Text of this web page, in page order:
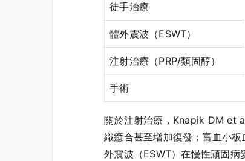
徒手治療
體外震波（ESWT）
注射治療（PRP/類固醇）
手術
關於注射治療，Knapik DM et
織癒合甚至增加復發；富血小
外震波（ESWT）在慢性頑固病